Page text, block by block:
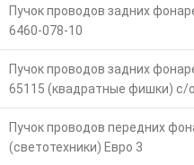
Пучок проводов задних
6460-078-10
Пучок проводов задних
65115 (квадратные фишки) с/о
Пучок проводов передних
(светотехники) Евро 3